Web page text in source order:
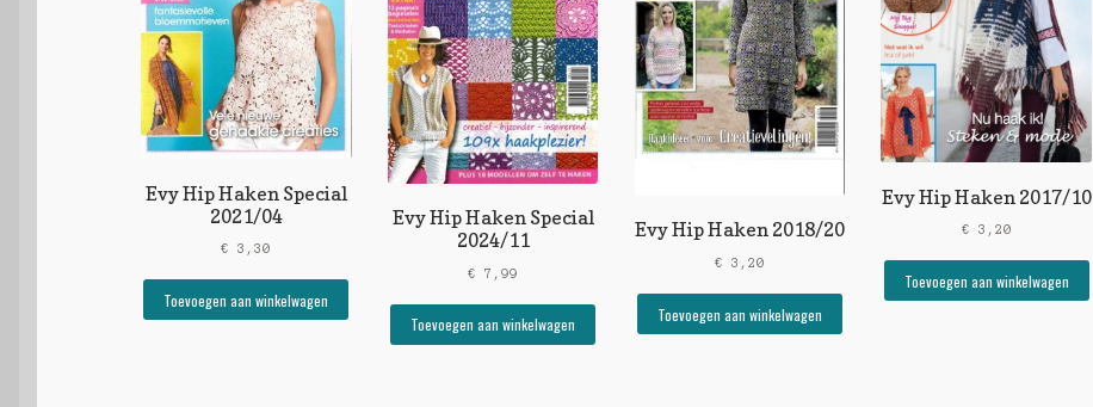
Evy Hip Haken Special
2021/04
€ 3,30
Toevoegen aan winkelwagen
Evy Hip Haken Special
2024/11
€ 7,99
Toevoegen aan winkelwagen
Evy Hip Haken 2018/20
€ 3,20
Toevoegen aan winkelwagen
Evy Hip Haken 2017/10
€ 3,20
Toevoegen aan winkelwagen